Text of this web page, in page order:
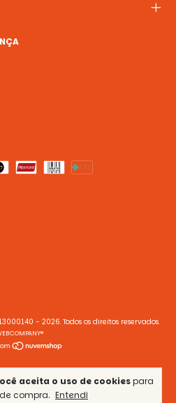
aceita o uso de cookiespara
compra. Entendi
- 2026. Todos os direitos reservados.